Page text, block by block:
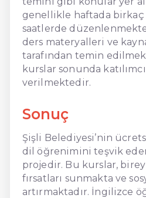
genellikle haftada
saatlerde
ders materyalleri ve
tarafından temin
kurslar sonunda
verilmektedir.
Sonuç
Şişli Belediyesi’nin
dil öğrenimini teşvik
projedir. Bu kurslar,
fırsatları sunmakta ve
artırmaktadır. İngilizce